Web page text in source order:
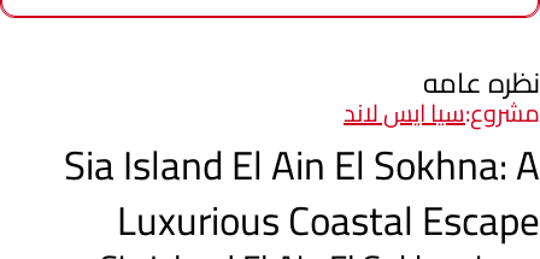
نظره عامه
مشروع:سيا ايس لاند
Sia Island El Ain El Sokhna: A
Luxurious Coastal Escape